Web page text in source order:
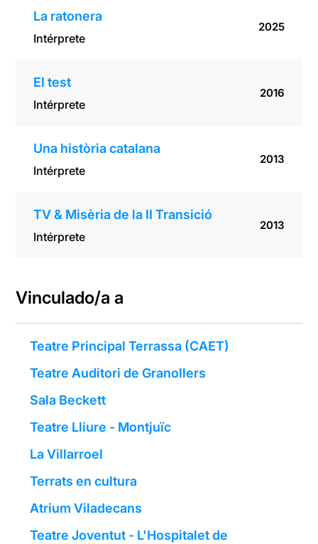
La ratonera
Intérprete
2025
El test
Intérprete
2016
Una història catalana
Intérprete
2013
TV & Misèria de la II Transició
Intérprete
2013
Vinculado/a a
Teatre Principal Terrassa (CAET)
Teatre Auditori de Granollers
Sala Beckett
Teatre Lliure - Montjuïc
La Villarroel
Terrats en cultura
Atrium Viladecans
Teatre Joventut - L'Hospitalet de